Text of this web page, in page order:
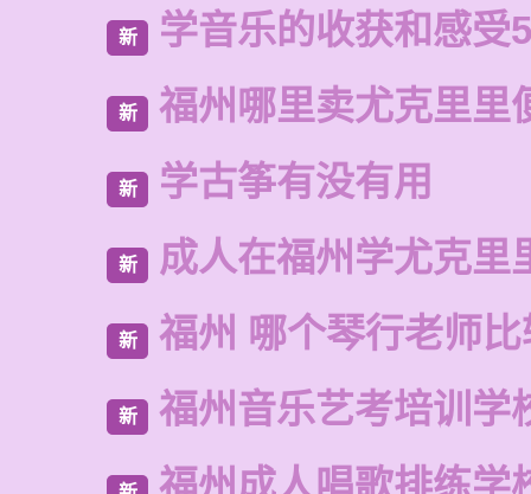
新 学音乐的收获和感受
新 福州哪里卖尤克里里
新 学古筝有没有用
新 成人在福州学尤克里
新 福州 哪个琴行老师
新 福州音乐艺考培训学
福州成人唱歌排练学